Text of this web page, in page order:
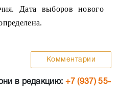
Дата выборов нового
Комментарии
в редакцию: +7 (937) 55-